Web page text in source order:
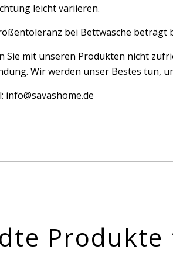
leicht variieren.
bei Bettwäsche beträgt
Sie mit unseren Produkten nicht
Wir werden unser Bestes tun,
info@savashome.de